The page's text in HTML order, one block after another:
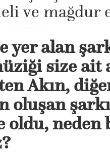
ve
yer alan
size
Akın,
oluşan
oldu,